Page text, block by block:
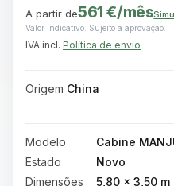
A partir de561 €/mês
Valor indicativo. Sujeito a aprovação.
IVA incl. Política de envio
Origem China
Modelo
Cabine
Estado
Novo
Dimensões
5,80 × 3,50 m